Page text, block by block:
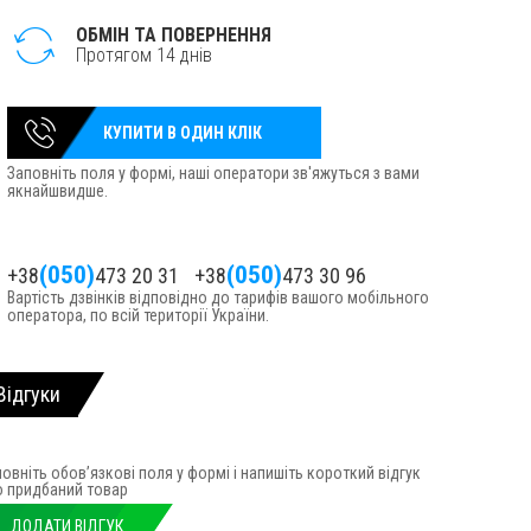
ОБМІН ТА ПОВЕРНЕННЯ
Протягом 14 днів
КУПИТИ В ОДИН КЛІК
Заповніть поля у формі, наші оператори зв'яжуться з вами
якнайшвидше.
+38(050)473 20 31 +38(050)473 30 96
Вартість дзвінків відповідно до тарифів вашого мобільного
оператора, по всій території України.
обов’язкові поля у формі і напишіть короткий відгук
придбаний товар
ДОДАТИ ВІДГУК